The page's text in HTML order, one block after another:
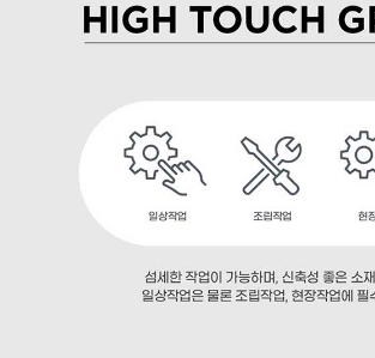
이코 라이프 하